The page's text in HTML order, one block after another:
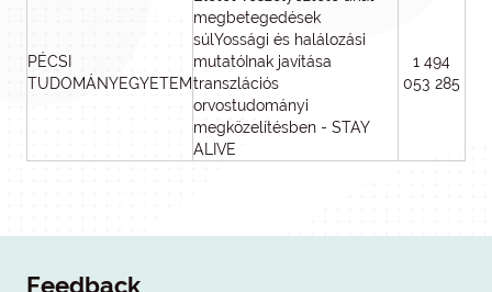
PÉCSI
TUDOMÁNYEGYETEM
megbetegedések
súlYossági és halálozási
mutatóInak javítása
transzlációs
orvostudományi
megközelítésben - STAY
ALIVE
1 494
053 285
Feedback